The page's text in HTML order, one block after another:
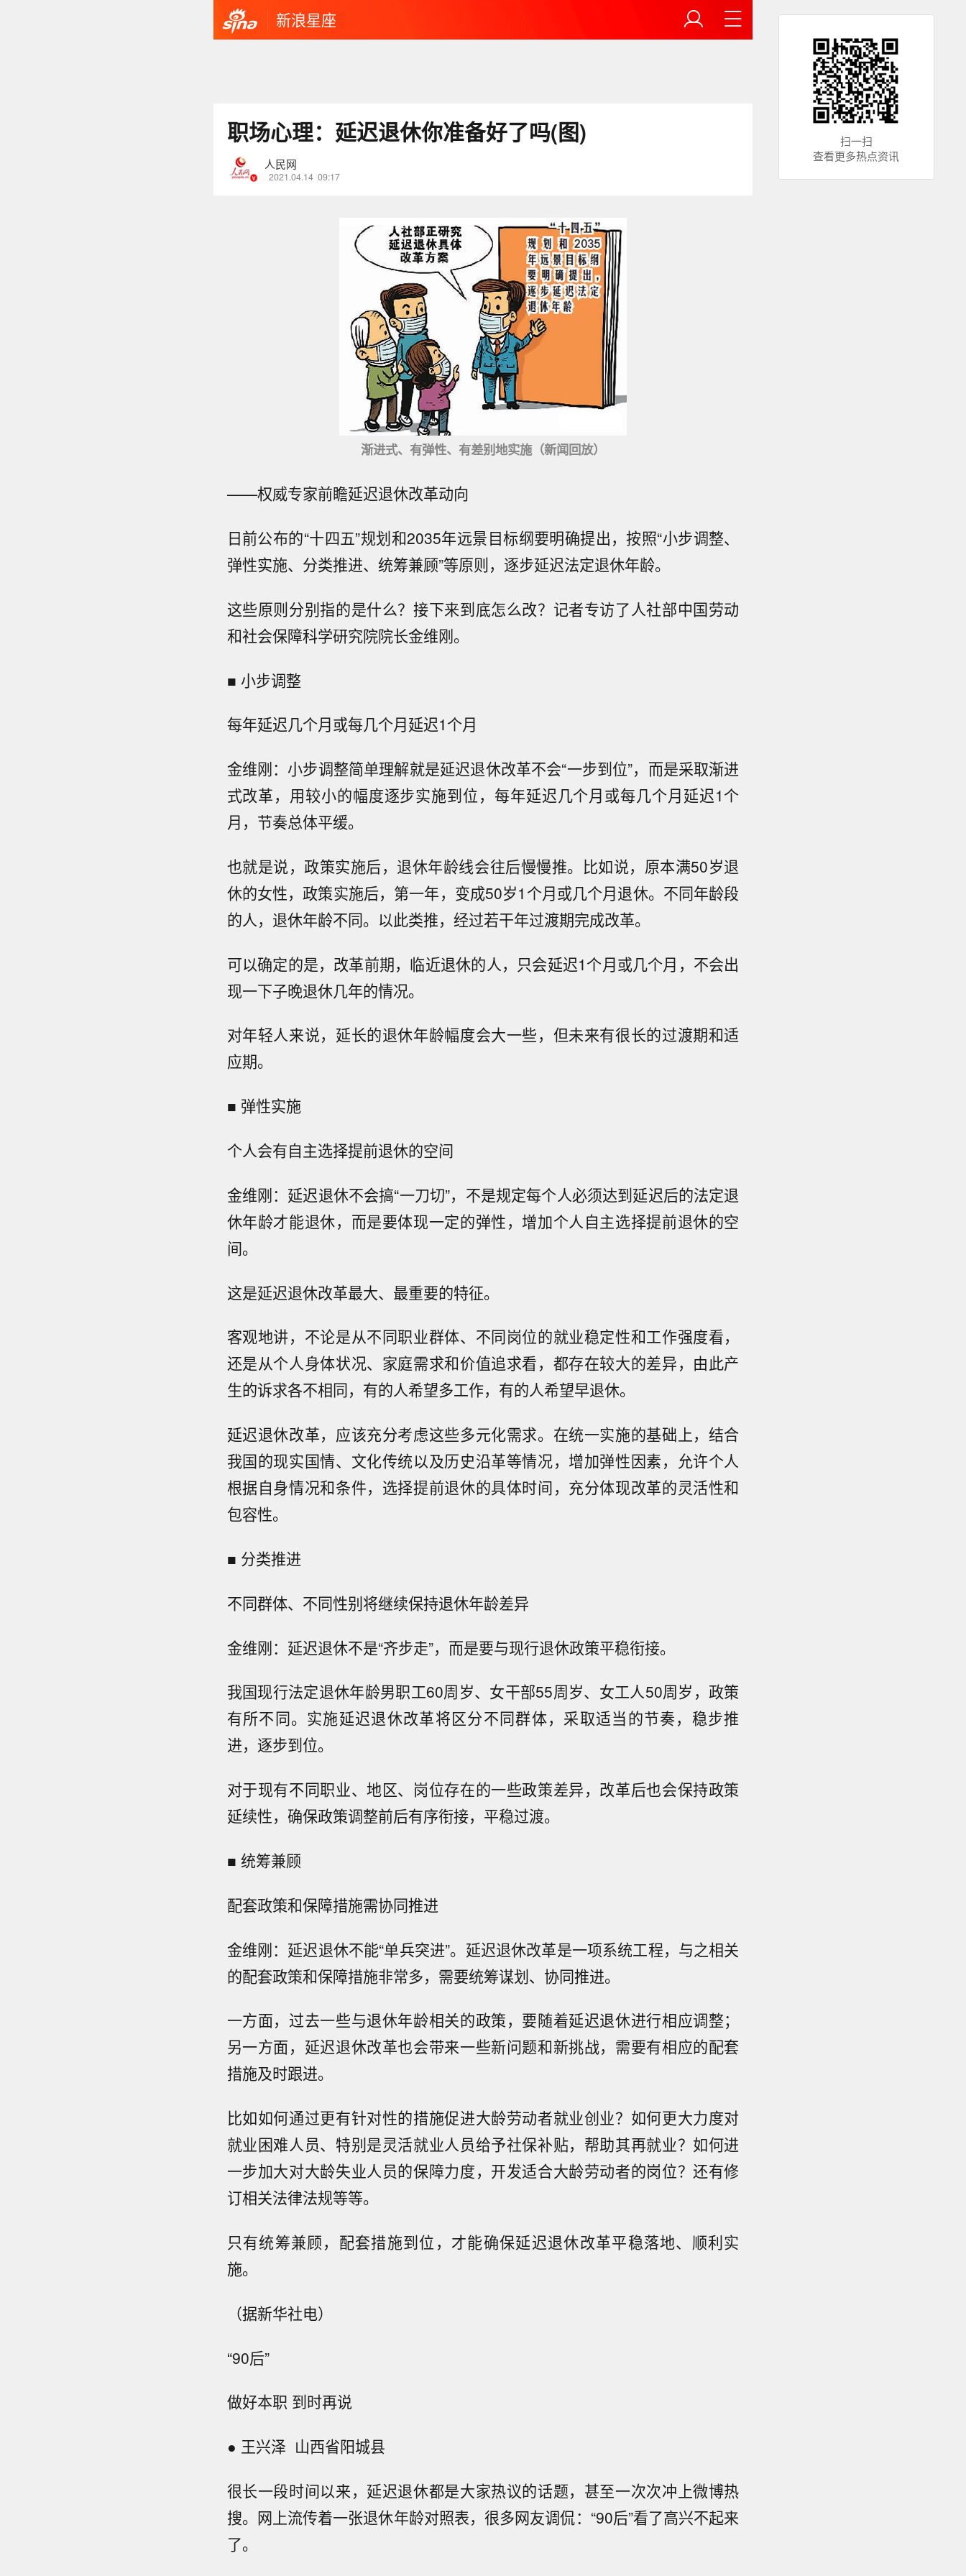
新浪星座
职场心理：延迟退休你准备好了吗(图)
人民网
2021.04.14 09:17
渐进式、有弹性、有差别地实施（新闻回放）
——权威专家前瞻延迟退休改革动向
日前公布的“十四五”规划和2035年远景目标纲要明确提出，按照“小步调整、
弹性实施、分类推进、统筹兼顾”等原则，逐步延迟法定退休年龄。
这些原则分别指的是什么？接下来到底怎么改？记者专访了人社部中国劳动
和社会保障科学研究院院长金维刚。
■ 小步调整
每年延迟几个月或每几个月延迟1个月
金维刚：小步调整简单理解就是延迟退休改革不会“一步到位”，而是采取渐进
式改革，用较小的幅度逐步实施到位，每年延迟几个月或每几个月延迟1个
月，节奏总体平缓。
也就是说，政策实施后，退休年龄线会往后慢慢推。比如说，原本满50岁退
休的女性，政策实施后，第一年，变成50岁1个月或几个月退休。不同年龄段
的人，退休年龄不同。以此类推，经过若干年过渡期完成改革。
可以确定的是，改革前期，临近退休的人，只会延迟1个月或几个月，不会出
现一下子晚退休几年的情况。
对年轻人来说，延长的退休年龄幅度会大一些，但未来有很长的过渡期和适
应期。
■ 弹性实施
个人会有自主选择提前退休的空间
金维刚：延迟退休不会搞“一刀切”，不是规定每个人必须达到延迟后的法定退
休年龄才能退休，而是要体现一定的弹性，增加个人自主选择提前退休的空
间。
这是延迟退休改革最大、最重要的特征。
客观地讲，不论是从不同职业群体、不同岗位的就业稳定性和工作强度看，
还是从个人身体状况、家庭需求和价值追求看，都存在较大的差异，由此产
生的诉求各不相同，有的人希望多工作，有的人希望早退休。
延迟退休改革，应该充分考虑这些多元化需求。在统一实施的基础上，结合
我国的现实国情、文化传统以及历史沿革等情况，增加弹性因素，允许个人
根据自身情况和条件，选择提前退休的具体时间，充分体现改革的灵活性和
包容性。
■ 分类推进
不同群体、不同性别将继续保持退休年龄差异
金维刚：延迟退休不是“齐步走”，而是要与现行退休政策平稳衔接。
我国现行法定退休年龄男职工60周岁、女干部55周岁、女工人50周岁，政策
有所不同。实施延迟退休改革将区分不同群体，采取适当的节奏，稳步推
进，逐步到位。
对于现有不同职业、地区、岗位存在的一些政策差异，改革后也会保持政策
延续性，确保政策调整前后有序衔接，平稳过渡。
■ 统筹兼顾
配套政策和保障措施需协同推进
金维刚：延迟退休不能“单兵突进”。延迟退休改革是一项系统工程，与之相关
的配套政策和保障措施非常多，需要统筹谋划、协同推进。
一方面，过去一些与退休年龄相关的政策，要随着延迟退休进行相应调整；
另一方面，延迟退休改革也会带来一些新问题和新挑战，需要有相应的配套
措施及时跟进。
比如如何通过更有针对性的措施促进大龄劳动者就业创业？如何更大力度对
就业困难人员、特别是灵活就业人员给予社保补贴，帮助其再就业？如何进
一步加大对大龄失业人员的保障力度，开发适合大龄劳动者的岗位？还有修
订相关法律法规等等。
只有统筹兼顾，配套措施到位，才能确保延迟退休改革平稳落地、顺利实
施。
（据新华社电）
“90后”
做好本职 到时再说
● 王兴泽 山西省阳城县
很长一段时间以来，延迟退休都是大家热议的话题，甚至一次次冲上微博热
搜。网上流传着一张退休年龄对照表，很多网友调侃：“90后”看了高兴不起来
了。
扫一扫
查看更多热点资讯